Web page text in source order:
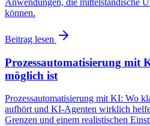
Anwendungen, die mittelständische
können.
Beitrag lesen
Prozessautomatisierung mit
möglich ist
Prozessautomatisierung mit KI: Wo
aufhört und KI-Agenten wirklich
Grenzen und einem realistischen